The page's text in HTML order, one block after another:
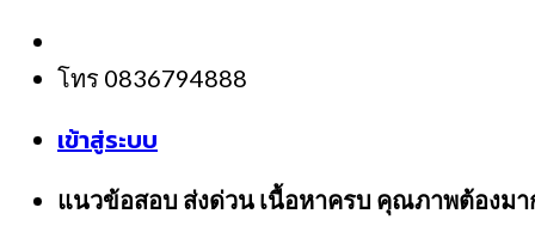
Skip
content
โทร 0836794888
เข้าสู่ระบบ
แนวข้อสอบ ส่งด่วน เนื้อหาครบ คุณภาพต้องม